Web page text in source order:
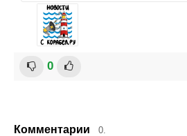
0
Комментарии 0.